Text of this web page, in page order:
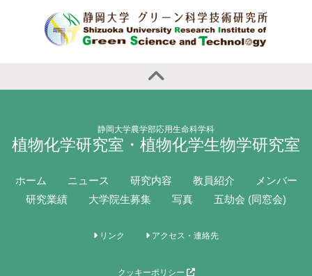
静岡大学農学部応用生命科学科
植物化学研究室・植物化学生物学研究室
ホーム ニュース 研究内容 教員紹介
メンバー
研究業績
大学院生募集 写真 五劫会 (同窓会)
リンク アクセス・連絡先
クッキーポリシー